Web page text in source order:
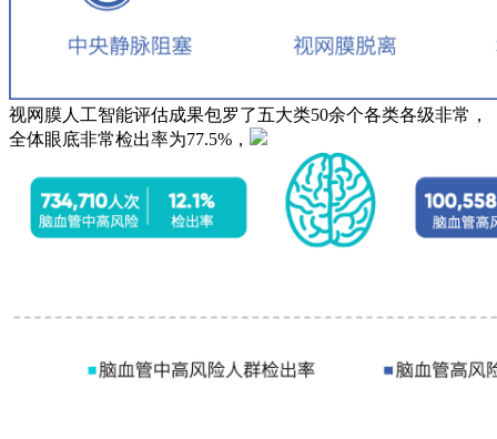
视网膜人工智能评估成果包罗了五大类50余个各类各级非常，
全体眼底非常检出率为77.5%，